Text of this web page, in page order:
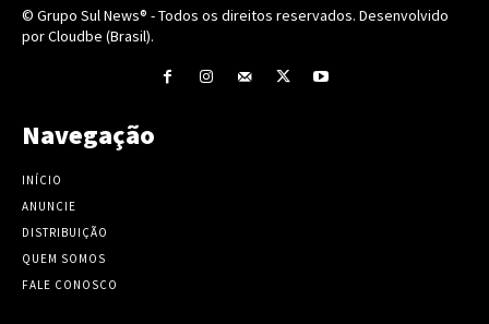
© Grupo Sul News® - Todos os direitos reservados. Desenvolvido
por Cloudbe (Brasil).
Navegação
INÍCIO
ANUNCIE
DISTRIBUIÇÃO
QUEM SOMOS
FALE CONOSCO